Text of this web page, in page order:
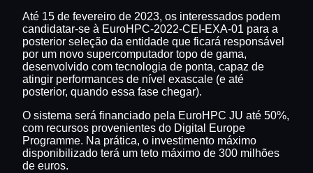
Até 15 de fevereiro de 2023, os interessados podem
candidatar-se à EuroHPC-2022-CEI-EXA-01 para a
posterior seleção da entidade que ficará responsável
por um novo supercomputador topo de gama,
desenvolvido com tecnologia de ponta, capaz de
atingir performances de nível exascale (e até
posterior, quando essa fase chegar).
O sistema será financiado pela EuroHPC JU até 50%,
com recursos provenientes do Digital Europe
Programme. Na prática, o investimento máximo
disponibilizado terá um teto máximo de 300 milhões
de euros.